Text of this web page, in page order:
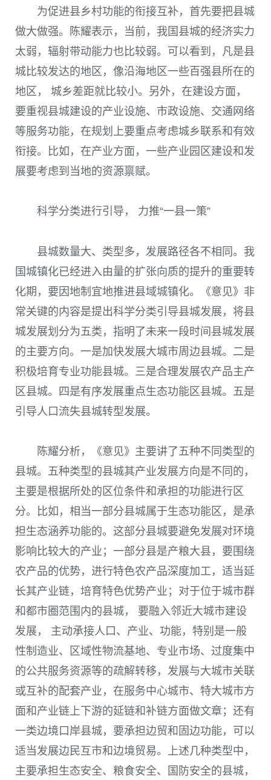
为促进县乡村功能的衔接互补，首先要把县城
做大做强。陈耀表示，当前，我国县城的经济实力
太弱，辐射带动能力也比较弱。可以看到，凡是县
城比较发达的地区，像沿海地区一些百强县所在的
地区， 城乡差距就比较小。另外，在建设方面，
要重视县城建设的产业设施、市政设施、交通网络
等服务功能，在规划上要重点考虑城乡联系和有效
衔接。比如，在产业方面，一些产业园区建设和发
展要考虑到当地的资源禀赋。
科学分类进行引导， 力推“一县一策”
县城数量大、类型多，发展路径各不相同。我
国城镇化已经进入由量的扩张向质的提升的重要转
化期，要因地制宜地推进县域城镇化。《意见》非
常关键的内容是提出科学分类引导县城发展，将县
城发展划分为五类，指明了未来一段时间县城发展
的主要方向。一是加快发展大城市周边县城。二是
积极培育专业功能县城。三是合理发展农产品主产
区县城。四是有序发展重点生态功能区县城。五是
引导人口流失县城转型发展。
陈耀分析，《意见》主要讲了五种不同类型的
县城。五种类型的县城其产业发展方向是不同的，
主要是根据所处的区位条件和承担的功能进行区
分。比如，相当一部分县城属于生态功能区，是承
担生态涵养功能的。这部分县城要避免发展对环境
影响比较大的产业；一部分县是产粮大县，要围绕
农产品的优势，进行特色农产品深度加工，适当延
长其产业链，培育特色优势产业；对于位于城市群
和都市圈范围内的县城， 要融入邻近大城市建设
发展， 主动承接人口、产业、功能，特别是一般
性制造业、区域性物流基地、专业市场、过度集中
的公共服务资源等的疏解转移，发展与大城市关联
或互补的配套产业，在服务中心城市、特大城市方
面和产业链上下游的延链和补链方面做文章；还有
一类边境口岸县城，要承担边贸和固边功能，可以
适当发展边民互市和边境贸易。上述几种类型中，
主要承担生态安全、粮食安全、国防安全的县城，